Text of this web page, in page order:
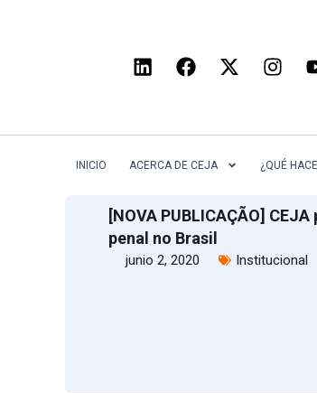
INICIO ACERCA DE CEJA ¿QUÉ
[NOVA PUBLICAÇÃO]
penal no Brasil
junio 2, 2020 Institucional